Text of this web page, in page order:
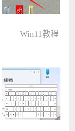
Win11教程